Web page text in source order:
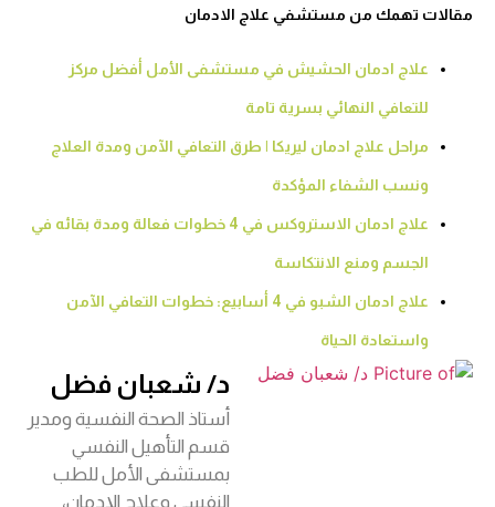
مقالات تهمك من مستشفي علاج الادمان
علاج ادمان الحشيش في مستشفى الأمل أفضل مركز
للتعافي النهائي بسرية تامة
مراحل علاج ادمان ليريكا | طرق التعافي الآمن ومدة العلاج
ونسب الشفاء المؤكدة
علاج ادمان الاستروكس في 4 خطوات فعالة ومدة بقائه في
الجسم ومنع الانتكاسة
علاج ادمان الشبو في 4 أسابيع: خطوات التعافي الآمن
واستعادة الحياة
د/ شعبان فضل
أستاذ الصحة النفسية ومدير
قسم التأهيل النفسي
بمستشفى الأمل للطب
النفسي وعلاج الإدمان،